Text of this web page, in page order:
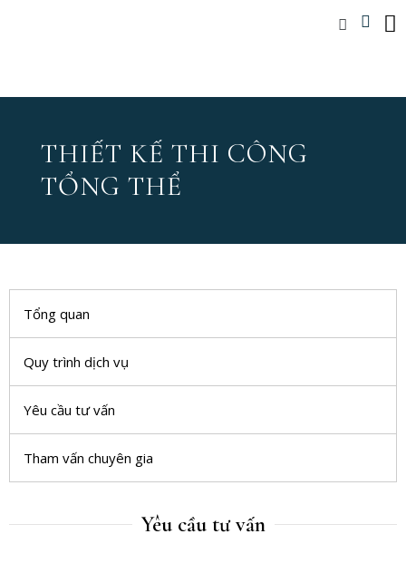
THIẾT KẾ THI CÔNG
TỔNG THỂ
Tổng quan
Quy trình dịch vụ
Yêu cầu tư vấn
Tham vấn chuyên gia
Yêu cầu tư vấn